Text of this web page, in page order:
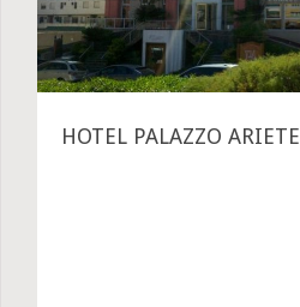
HOTEL PALAZZO ARIETE